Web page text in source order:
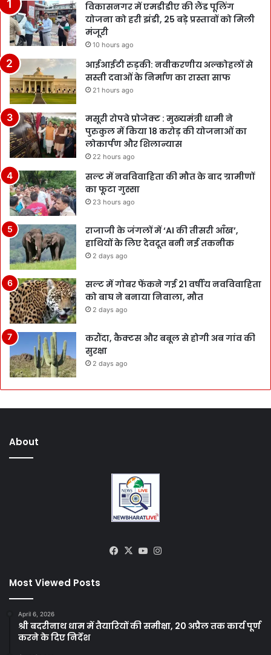
विकासनगर में एमडीडीए की लैंड पूलिंग
योजना को हरी झंडी, 25 बड़े प्रस्तावों को मिली
मंजूरी
10 hours ago
आईआईटी रुड़की: नवीकरणीय अल्कोहलों से
सस्ती दवाओं के निर्माण का रास्ता साफ
21 hours ago
मसूरी रोपवे प्रोजेक्ट : मुख्‍यमंत्री धामी ने
पुरुकुल में किया 18 करोड़ की योजनाओं का
लोकार्पण और शिलान्यास
22 hours ago
सल्ट में नवविवाहिता की मौत के बाद ग्रामीणों
का फूटा गुस्सा
23 hours ago
राजाजी के जंगलों में ‘AI की तीसरी आँख’,
हाथियों के लिए देवदूत बनी नई तकनीक
2 days ago
सल्ट में गोबर फेंकने गई 21 वर्षीय नवविवाहिता
को बाघ ने बनाया निवाला, मौत
2 days ago
करौंदा, कैक्टस और बबूल से होगी अब गांव की
सुरक्षा
2 days ago
About
Facebook
X YouTube
Most Viewed Posts
April 6, 2026
श्री बदरीनाथ धाम में तैयारियों की समीक्षा, 20 अप्रैल तक कार्य पूर्ण
करने के दिए निर्देश